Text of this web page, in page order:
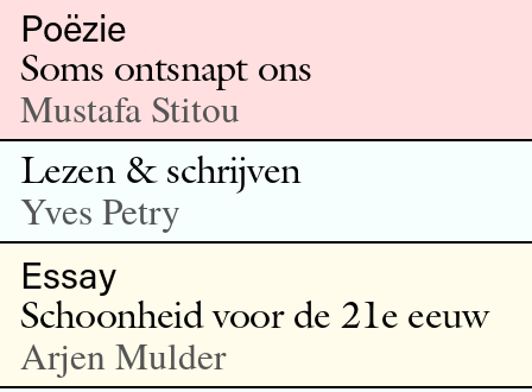
Poëzie
Soms ontsnapt ons
Mustafa Stitou
Lezen & schrijven
Yves Petry
Essay
Schoonheid voor de 21e eeuw
Arjen Mulder